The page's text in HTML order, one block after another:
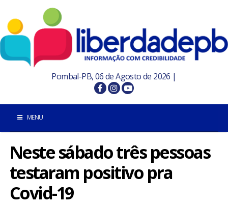
Pombal-PB, 06 de Agosto de 2026 |
MENU
INÍCIO
POMBAL E REGIÃO
Neste sábado três pessoas
testaram positivo pra
Covid-19